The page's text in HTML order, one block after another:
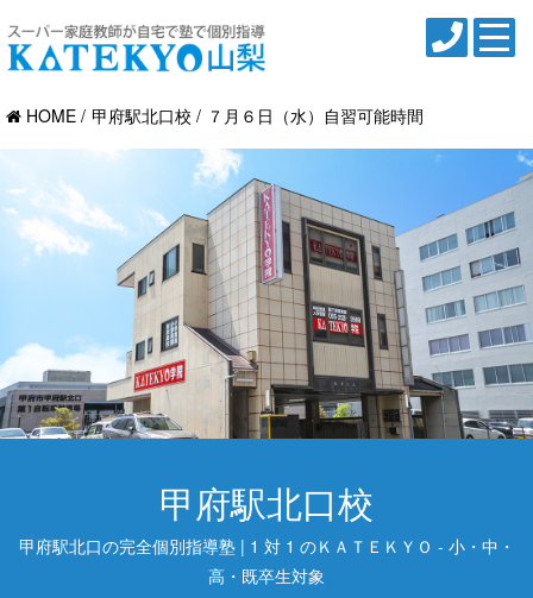
HOME 甲府駅北口校 ７月６日（水）自習可能時間
甲府駅北口校
甲府駅北口の完全個別指導塾 | 1 対 1 のＫＡＴＥＫＹＯ - 小・中・
高・既卒生対象